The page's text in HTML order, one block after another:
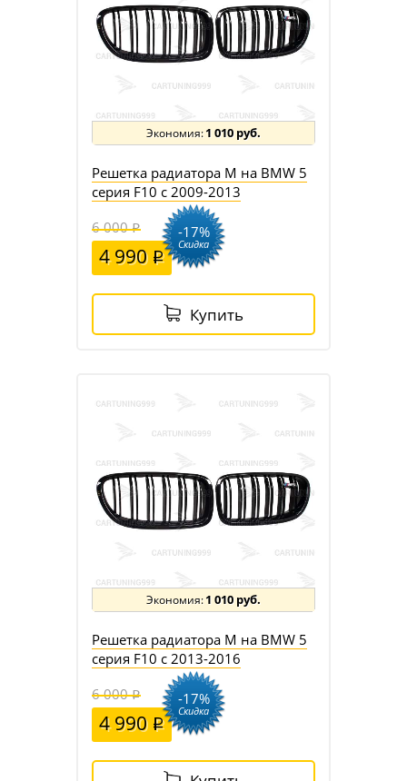
1 010 руб.
Решетка радиатора M на BMW 5
серия F10 c 2009-2013
6 000
4 990
-17%
Скидка
Купить
1 010 руб.
Решетка радиатора M на BMW 5
серия F10 c 2013-2016
6 000
4 990
-17%
Скидка